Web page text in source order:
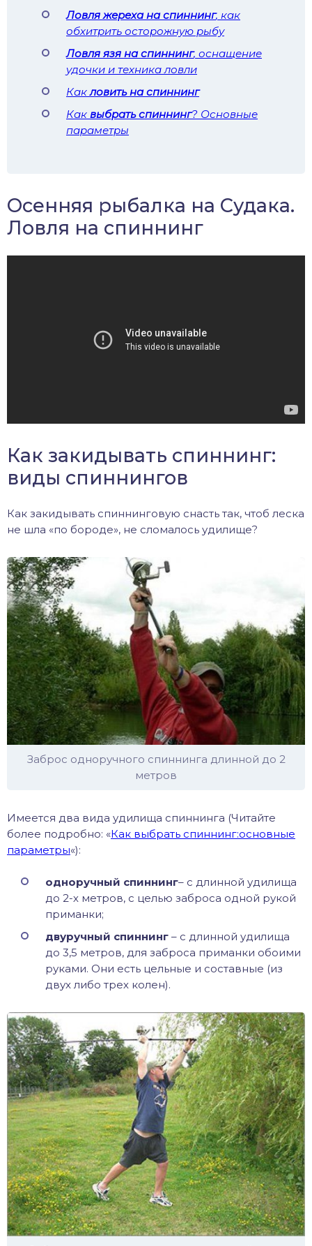
Ловля жереха на спиннинг, как
обхитрить осторожную рыбу
Ловля язя на спиннинг, оснащение
удочки и техника ловли
Какловить на спиннинг
Как выбрать спиннинг? Основные
параметры
Осенняя рыбалка на Судака.
Ловля на спиннинг
Как закидывать спиннинг:
виды спиннингов
Как закидывать спиннинговую снасть так, чтоб леска
не шла «по бороде», не сломалось удилище?
Заброс одноручного спиннинга длинной до 2
метров
Имеется два вида удилища спиннинга (Читайте
более подробно: «Как выбрать спиннинг:основные
параметры«):
одноручный спиннинг– с длинной удилища
до 2-х метров, с целью заброса одной рукой
приманки;
двуручный спиннинг – с длинной удилища
до 3,5 метров, для заброса приманки обоими
руками. Они есть цельные и составные (из
двух либо трех колен).